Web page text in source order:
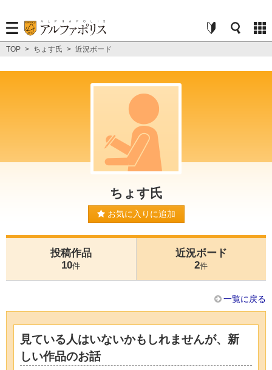
TOP > ちょす氏 > 近況ボード
ちょす氏
お気に入りに追加
投稿作品
10件
近況ボード
2件
一覧に戻る
見ている人はいないかもしれませんが、新
しい作品のお話